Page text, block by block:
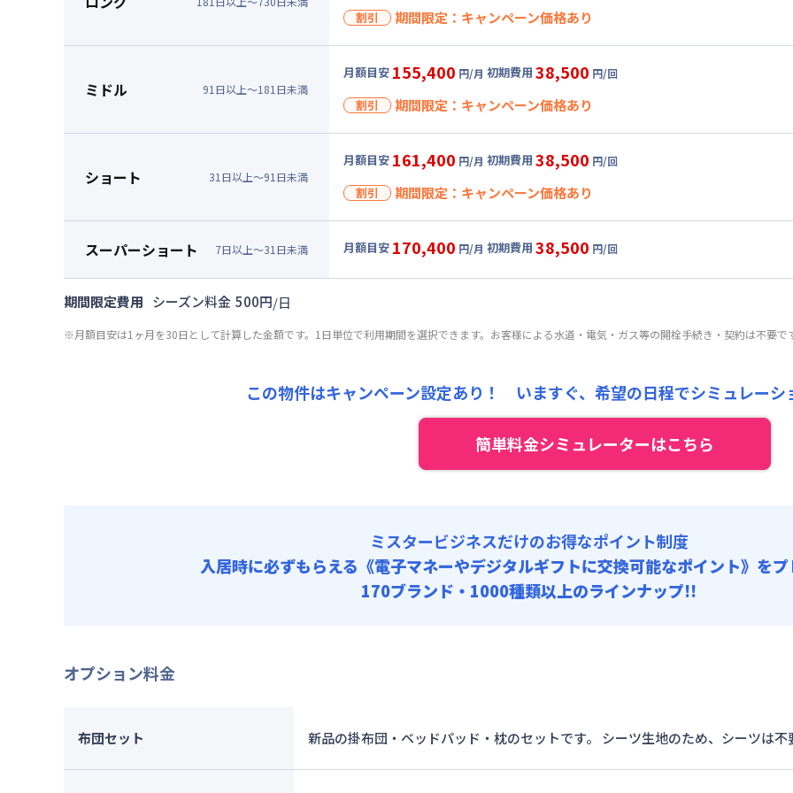
割引 期間限定：キャンペーン価格あり
2026年6月30日 2026年8月31日
キャンペーン価格:
149,400
▼ロング 利用時の料金詳細
賃料 : 108,000円/月 (3,600円/日)
光熱費他 : 24,000円/月 (800円/日) (税抜)
清掃料他 : 15,000円/回 (税抜)
その他費用 :
クリーニング : 15,000円/回 (税抜)
ミドル 91 日以上～181 日未満
月額目安 155,400 円/月 初期費用 38,500 円/回
割引 期間限定：キャンペーン価格あり
2026年6月30日 2026年8月31日
キャンペーン価格:
155,400
▼ミドル 利用時の料金詳細
清掃料他 : 15,000円/回 (税抜)
15,000円/月 (500円/日)
初期費用
契約事務手数料 : 5,000円/回 (税抜)
ショート 31 日以上～91 日未満
月額目安 161,400 円/月 初期費用 38,500 円/回
割引 期間限定：キャンペーン価格あり
2026年6月30日 2026年8月31日
▼ショート利用時の料金詳細
光熱費他 :
24,000円/月 (800円/日) (税抜)
15,000円/回 (税抜)
15,000円/月 (500円/日)
契約事務手数料 : 5,000円/回 (税抜)
スーパーショート 7日以上～31 日未満 月額目安 170,400 円/月 初期費用 38,500 円/回
光熱費他 : 24,000円/月 (800円/日) (税抜)
その他費用 :
クリーニング : 15,000円/回 (税抜)
期間限定費用 シーズン料金 500円/日
※月額目安は1ヶ月を30日として計算した金額です。1日単位で利用期間を選択できます。お客様による水道・電気・ガス等の開栓手続き・契約は不要です
この物件はキャンペーン設定あり！ いますぐ、 希望の日程でシミュレーシ
簡単料金シミュレーターはこちら
ミスタービジネスだけのお得なポイント制度
入居時に必ずもらえる 《電子マネーやデジタルギフトに交換可能なポイント》を
170ブランド・1000種類以上のラインナップ!!
オプション料金
布団セット 新品の掛布団・ベッドパッド・枕のセットです。 シーツ生地のため、シーツは不